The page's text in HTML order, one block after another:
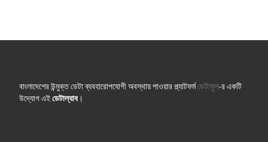
বাংলাদেশের উন্মুক্ত ডেটা ব্যবহারোপযোগী অবস্থায় পাওয়ার প্ল্যাটফর্মডেটাফুল-র একটি
উদ্যোগ এইডেটাল্যাব।